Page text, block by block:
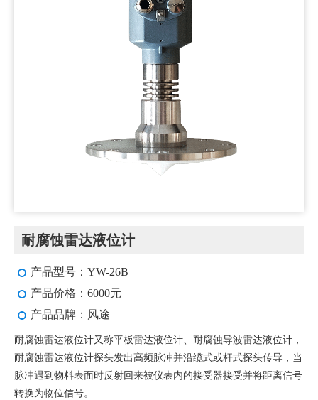
耐腐蚀雷达液位计
产品型号：YW-26B
产品价格：6000元
产品品牌：风途
耐腐蚀雷达液位计又称平板雷达液位计、耐腐蚀导波雷达液位计，
耐腐蚀雷达液位计探头发出高频脉冲并沿缆式或杆式探头传导，当
脉冲遇到物料表面时反射回来被仪表内的接受器接受并将距离信号
转换为物位信号。